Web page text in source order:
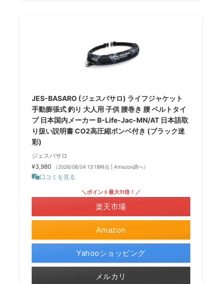
JES-BASARO (ジェスバサロ) ライフジャケット
手動膨張式 釣り 大人用 子供 腰巻き 腰 ベルトタイ
プ 日本国内メーカー B-Life-Jac-MN/AT 日本語取
り扱い説明書 CO2高圧縮ボンベ付き (ブラック迷
彩)
ジェスバサロ
¥3,980
（2026/08/04 13:18時点 | Amazon調べ）
口コミを見る
Amazon
＼ポイント最大11倍！／
楽天市場
Yahooショッピング
メルカリ